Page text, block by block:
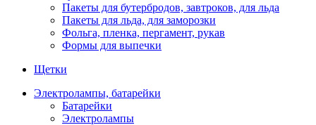
Пакеты для бутербродов, завтроков, для льда
Пакеты для льда, для заморозки
Фольга, пленка, пергамент, рукав
Формы для выпечки
Щетки
Электролампы, батарейки
Батарейки
Электролампы